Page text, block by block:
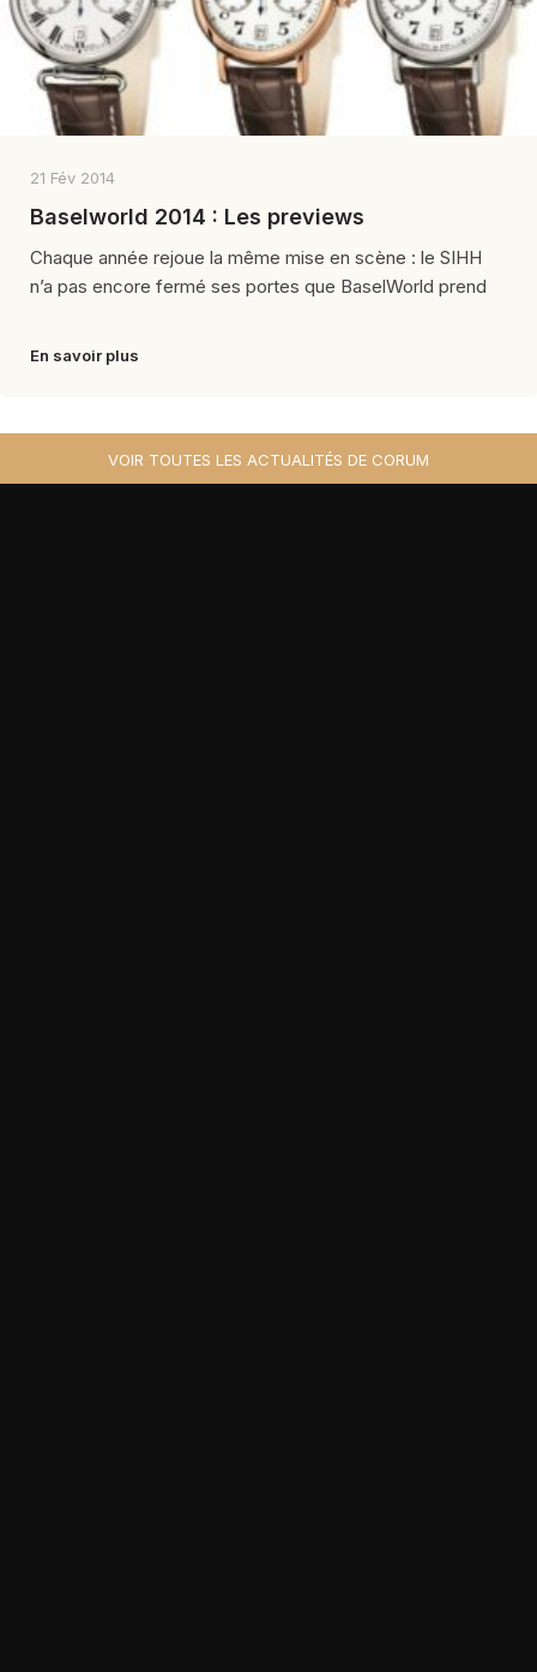
21 Fév 2014
Baselworld 2014 : Les previews
Chaque année rejoue la même mise en scène : le SIHH
n’a pas encore fermé ses portes que BaselWorld prend
En savoir plus
VOIR TOUTES LES ACTUALITÉS DE CORUM